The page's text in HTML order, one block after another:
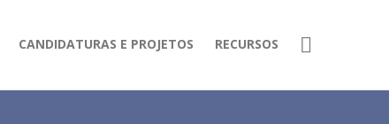
CANDIDATURAS E PROJETOS RECURSOS